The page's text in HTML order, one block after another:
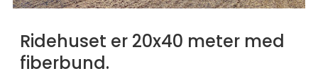
Ridehuset er 20x40 meter med
fiberbund.